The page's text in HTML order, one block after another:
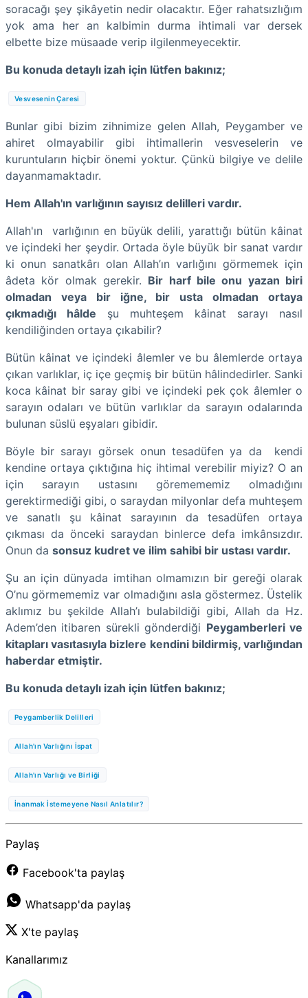
soracağı şey şikâyetin nedir olacaktır. Eğer rahatsızlığım
yok ama her an kalbimin durma ihtimali var dersek
elbette bize müsaade verip ilgilenmeyecektir.
Bu konuda detaylı izah için lütfen bakınız;
Vesvesenin Çaresi
Bunlar gibi bizim zihnimize gelen Allah, Peygamber ve
ahiret olmayabilir gibi ihtimallerin vesveselerin ve
kuruntuların hiçbir önemi yoktur. Çünkü bilgiye ve delile
dayanmamaktadır.
Hem Allah'ın varlığının sayısız delilleri vardır.
Allah'ın varlığının en büyük delili, yarattığı bütün kâinat
ve içindeki her şeydir. Ortada öyle büyük bir sanat vardır
ki onun sanatkârı olan Allah’ın varlığını görmemek için
âdeta kör olmak gerekir. Bir harf bile onu yazan biri
olmadan veya bir iğne, bir usta olmadan ortaya
çıkmadığı hâlde şu muhteşem kâinat sarayı nasıl
kendiliğinden ortaya çıkabilir?
Bütün kâinat ve içindeki âlemler ve bu âlemlerde ortaya
çıkan varlıklar, iç içe geçmiş bir bütün hâlindedirler. Sanki
koca kâinat bir saray gibi ve içindeki pek çok âlemler o
sarayın odaları ve bütün varlıklar da sarayın odalarında
bulunan süslü eşyaları gibidir.
Böyle bir sarayı görsek onun tesadüfen ya da kendi
kendine ortaya çıktığına hiç ihtimal verebilir miyiz? O an
için sarayın ustasını göremememiz olmadığını
gerektirmediği gibi, o saraydan milyonlar defa muhteşem
ve sanatlı şu kâinat sarayının da tesadüfen ortaya
çıkması da önceki saraydan binlerce defa imkânsızdır.
Onun da sonsuz kudret ve ilim sahibi bir ustası vardır.
Şu an için dünyada imtihan olmamızın bir gereği olarak
O’nu görmememiz var olmadığını asla göstermez. Üstelik
aklımız bu şekilde Allah’ı bulabildiği gibi, Allah da Hz.
Adem’den itibaren sürekli gönderdiği Peygamberleri ve
kitapları vasıtasıyla bizlere kendini bildirmiş, varlığından
haberdar etmiştir.
Bu konuda detaylı izah için lütfen bakınız;
Peygamberlik Delilleri
Allah'ın Varlığını İspat
Allah'ın Varlığı ve Birliği
İnanmak İstemeyene Nasıl Anlatılır?
Paylaş
Facebook'ta paylaş
Whatsapp'da paylaş
X'te paylaş
Kanallarımız